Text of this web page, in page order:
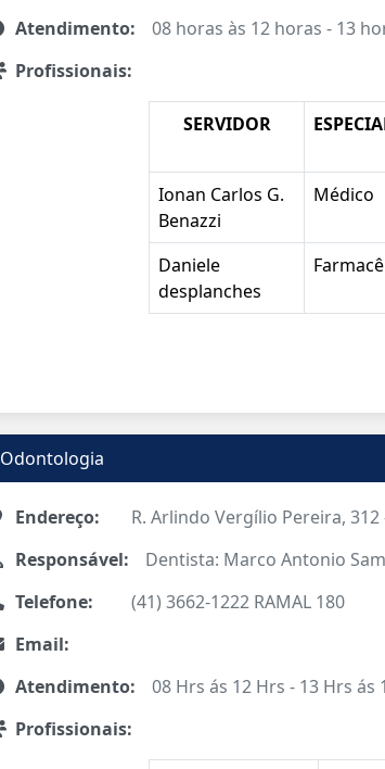
Atendimento:
08 horas às 12 horas - 13
Profissionais:
SERVIDOR
Ionan Carlos G.
Benazzi
Médico
Daniele
desplanches
Odontologia
Endereço:
R. Arlindo Vergílio Pereira,
Responsável:
Dentista: Marco Antonio
Telefone:
(41) 3662-1222 RAMAL 180
Email:
Atendimento:
08 Hrs ás 12 Hrs - 13 Hrs ás
Profissionais: